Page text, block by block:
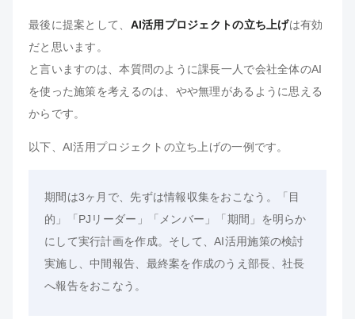
最後に提案として、 AI活用プロジェクトの立ち上げは有効
だと思います。
と言いますのは、本質問のように課長一人で会社全体のAI
を使った施策を考えるのは、やや無理があるように思える
からです。
以下、AI活用プロジェクトの立ち上げの一例です。
期間は3ヶ月で、先ずは情報収集をおこなう。「目
的」「PJリーダー」「メンバー」「期間」を明らか
にして実行計画を作成。そして、AI活用施策の検討
実施し、中間報告、最終案を作成のうえ部長、社長
へ報告をおこなう。